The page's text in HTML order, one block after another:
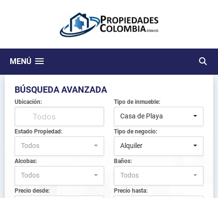
MENÚ
BÚSQUEDA AVANZADA
Ubicación: Tipo de inmueble:
Casa de Playa
Estado Propiedad:
Todos
Tipo de negocio:
Alquiler
Alcobas:
Todos
Baños:
Todos
Precio desde: Precio hasta: